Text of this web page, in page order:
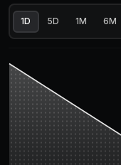
1D 5D 1M 6M